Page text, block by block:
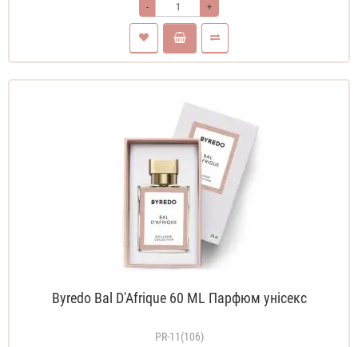
- +
Byredo Bal D'Afrique 60 ML Парфюм унісекс
PR-11(106)